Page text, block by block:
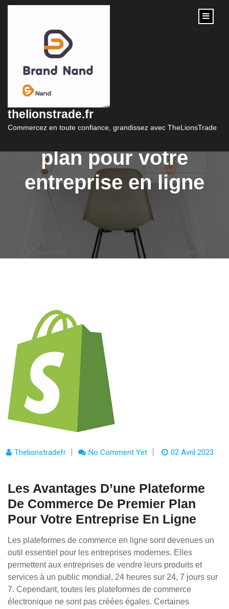
content
thelionstrade.fr
Commercez en toute confiance, grandissez avec TheLionsTrade
Les avantages d’une
plateforme de
commerce de premier
plan pour votre
entreprise en ligne
Thelionstradefr No Comment Yet 02 Avril 2023
Les Avantages D’une Plateforme
De Commerce De Premier Plan
Pour Votre Entreprise En Ligne
Les plateformes de commerce en ligne sont devenues un
outil essentiel pour les entreprises modernes. Elles
permettent aux entreprises de vendre leurs produits et
services à un public mondial, 24 heures sur 24, 7 jours sur
7. Cependant, toutes les plateformes de commerce
électronique ne sont pas créées égales. Certaines